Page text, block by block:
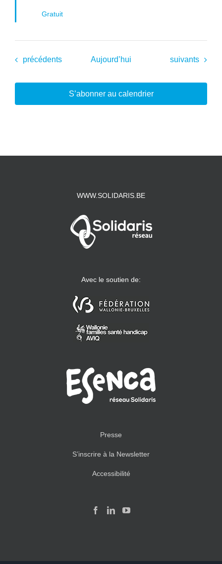
Gratuit
Évènements
précédents Aujourd’hui Évènements
suivants
S’abonner au calendrier
WWW.SOLIDARIS.BE
Avec le soutien de:
Presse
S’inscrire à la Newsletter
Accessibilité